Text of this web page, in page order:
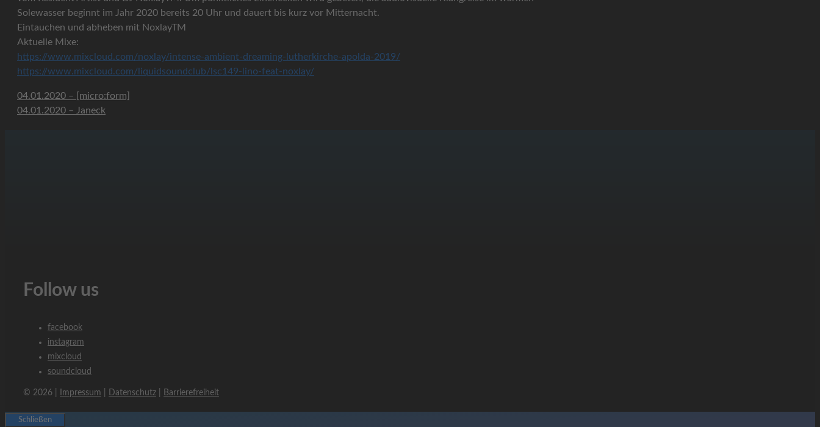
Solewasser beginnt im Jahr 2020 bereits 20 Uhr und dauert bis kurz vor Mitternacht.
Eintauchen und abheben mit NoxlayTM
Aktuelle Mixe:
https://www.mixcloud.com/noxlay/intense-ambient-dreaming-lutherkirche-apolda-2019/
https://www.mixcloud.com/liquidsoundclub/lsc149-lino-feat-noxlay/
04.01.2020 – [micro:form]
04.01.2020 – Janeck
Follow us
facebook
instagram
mixcloud
soundcloud
© 2026 | Impressum Datenschutz Barrierefreiheit
Schließen